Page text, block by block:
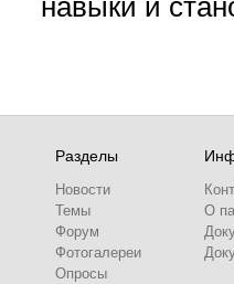
навыки и
Разделы
Новости
Темы
Форум
Фотогалереи
Опросы
О